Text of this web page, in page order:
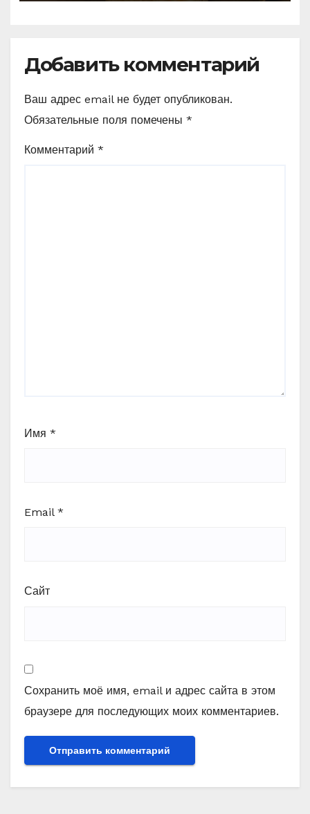
Добавить комментарий
Ваш адрес email не будет опубликован.
Обязательные поля помечены *
Комментарий *
Имя *
Email *
Сайт
Сохранить моё имя, email и адрес сайта в этом
браузере для последующих моих комментариев.